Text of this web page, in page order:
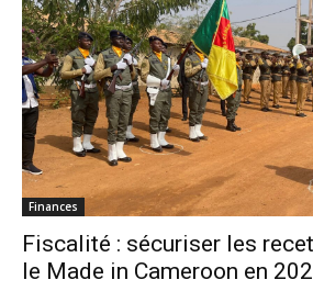
Finances
Fiscalité : sécuriser les
le Made in Cameroon en